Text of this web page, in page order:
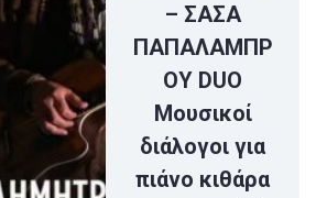
– ΣΑΣΑ
ΠΑΠΑΛΑΜΠΡ
ΟΥ DUO
Μουσικοί
διάλογοι για
πιάνο κιθάρα